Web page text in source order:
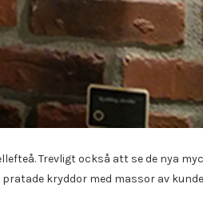
Trevligt också att se de nya
kryddor med massor av